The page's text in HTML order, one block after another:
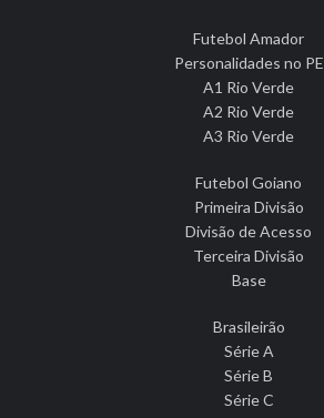
Futebol Amador
Personalidades no PE
A1 Rio Verde
A2 Rio Verde
A3 Rio Verde
Futebol Goiano
Primeira Divisão
Divisão de Acesso
Terceira Divisão
Base
Brasileirão
Série A
Série B
Série C